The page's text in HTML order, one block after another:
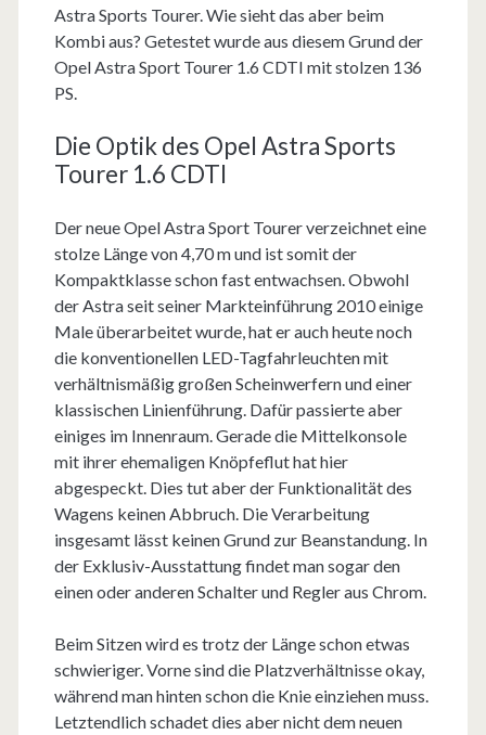
Astra Sports Tourer. Wie sieht das aber beim
Kombi aus? Getestet wurde aus diesem Grund der
Opel Astra Sport Tourer 1.6 CDTI mit stolzen 136
PS.
Die Optik des Opel Astra Sports
Tourer 1.6 CDTI
Der neue Opel Astra Sport Tourer verzeichnet eine
stolze Länge von 4,70 m und ist somit der
Kompaktklasse schon fast entwachsen. Obwohl
der Astra seit seiner Markteinführung 2010 einige
Male überarbeitet wurde, hat er auch heute noch
die konventionellen LED-Tagfahrleuchten mit
verhältnismäßig großen Scheinwerfern und einer
klassischen Linienführung. Dafür passierte aber
einiges im Innenraum. Gerade die Mittelkonsole
mit ihrer ehemaligen Knöpfeflut hat hier
abgespeckt. Dies tut aber der Funktionalität des
Wagens keinen Abbruch. Die Verarbeitung
insgesamt lässt keinen Grund zur Beanstandung. In
der Exklusiv-Ausstattung findet man sogar den
einen oder anderen Schalter und Regler aus Chrom.
Beim Sitzen wird es trotz der Länge schon etwas
schwieriger. Vorne sind die Platzverhältnisse okay,
während man hinten schon die Knie einziehen muss.
Letztendlich schadet dies aber nicht dem neuen